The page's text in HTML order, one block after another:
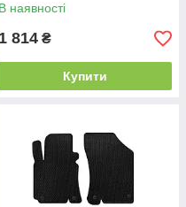
В наявності
1 814 ₴
Купити